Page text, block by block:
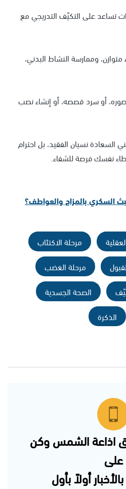
تساعد على التكيّف التدريجي مع
متوازن، وممارسة النشاط البدني،
أو سرد قصصه، أو إنشاء نصب
السعادة نسيان الفقيد، بل احترام
نفسك فرصة للشفاء.
بالمزاج والعواطف؟
مرحلة الاكتئاب
مرحلة الغضب
الصحة الجسدية
الذكرة
اذاعة الشمس وكن
على
أولاً بأول